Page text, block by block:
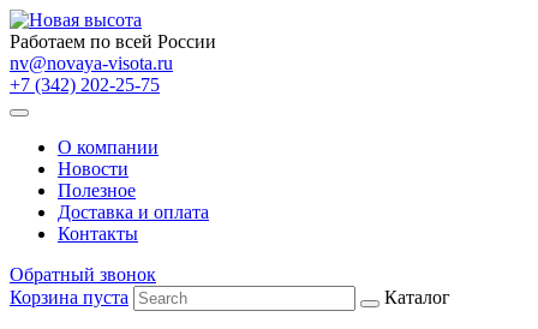
Работаем по всей России
nv@novaya-visota.ru
+7 (342) 202-25-75
О компании
Новости
Полезное
Доставка и оплата
Контакты
Обратный звонок
Корзина пуста
Каталог